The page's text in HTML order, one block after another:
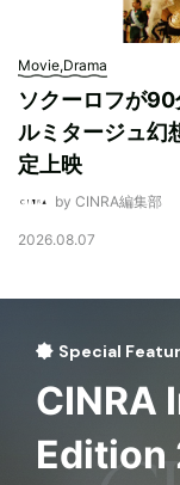
Movie,Drama
ソクーロフが
ルミタージュ幻
定上映
by CINRA編集部
2026.08.07
Special
CINRA
Edition